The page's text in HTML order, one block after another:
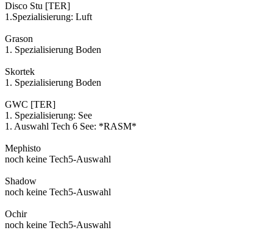
Disco Stu [TER]
1.Spezialisierung: Luft
Grason
1. Spezialisierung Boden
Skortek
1. Spezialisierung Boden
GWC [TER]
1. Spezialisierung: See
1. Auswahl Tech 6 See: *RASM*
Mephisto
noch keine Tech5-Auswahl
Shadow
noch keine Tech5-Auswahl
Ochir
noch keine Tech5-Auswahl